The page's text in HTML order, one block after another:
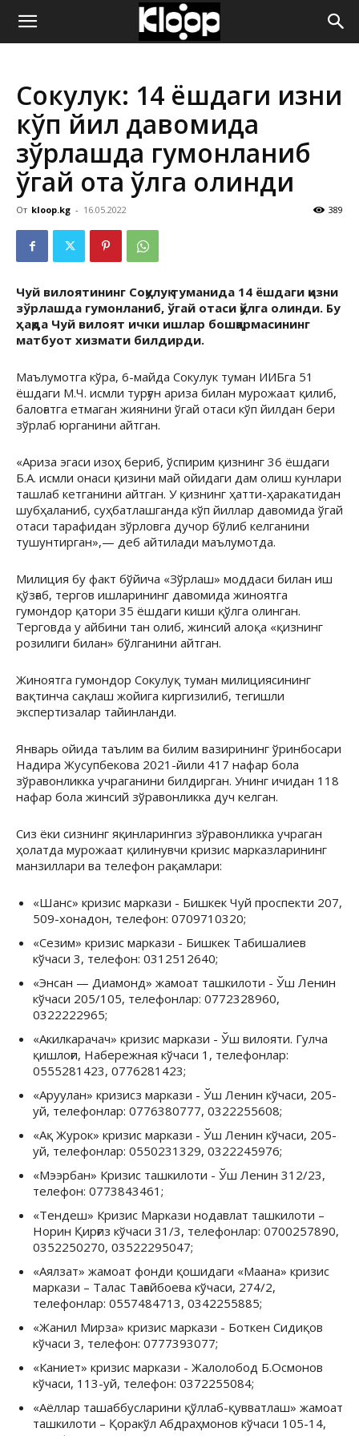
ҚИРҒИЗИСТОН
ЯНГИЛИКЛАРИ
Сокулук: 14 ёшдаги қизни
кўп йил давомида
зўрлашда гумонланиб
ўгай ота қўлга олинди
От kloop.kg - 16.05.2022 389
Чуй вилоятининг Соқулуқ туманида 14 ёшдаги қизни
зўрлашда гумонланиб, ўгай отаси қўлга олинди. Бу
ҳақда Чуй вилоят ички ишлар бошқармасининг
матбуот хизмати билдирди.
Маълумотга кўра, 6-майда Сокулук туман ИИБга 51
ёшдаги М.Ч. исмли турғун ариза билан мурожаат қилиб,
балоғатга етмаган жиянини ўгай отаси кўп йилдан бери
зўрлаб юрганини айтган.
«Ариза эгаси изоҳ бериб, ўспирим қизнинг 36 ёшдаги
Б.А. исмли онаси қизини май ойидаги дам олиш кунлари
ташлаб кетганини айтган. У қизнинг ҳатти-ҳаракатидан
шубҳаланиб, суҳбатлашганда кўп йиллар давомида ўгай
отаси тарафидан зўрловга дучор бўлиб келганини
тушунтирган»,— деб айтилади маълумотда.
Милиция бу факт бўйича «Зўрлаш» моддаси билан иш
қўзғаб, тергов ишларининг давомида жиноятга
гумондор қатори 35 ёшдаги киши қўлга олинган.
Терговда у айбини тан олиб, жинсий алоқа «қизнинг
розилиги билан» бўлганини айтган.
Жиноятга гумондор Сокулуқ туман милициясининг
вақтинча сақлаш жойига киргизилиб, тегишли
экспертизалар тайинланди.
Январь ойида таълим ва билим вазирининг ўринбосари
Надира Жусупбекова 2021-йили 417 нафар бола
зўравонликка учраганини билдирган. Унинг ичидан 118
нафар бола жинсий зўравонликка дуч келган.
Сиз ёки сизнинг яқинларингиз зўравонликка учраган
ҳолатда мурожаат қилинувчи кризис марказларининг
манзиллари ва телефон рақамлари:
«Шанс» кризис маркази - Бишкек Чуй проспекти 207,
509-хонадон, телефон: 0709710320;
«Сезим» кризис маркази - Бишкек Табишалиев
кўчаси 3, телефон: 0312512640;
«Энсан — Диамонд» жамоат ташкилоти - Ўш Ленин
кўчаси 205/105, телефонлар: 0772328960,
0322222965;
«Акилкарачач» кризис маркази - Ўш вилояти. Гулча
қишлоғи, Набережная кўчаси 1, телефонлар:
0555281423, 0776281423;
«Аруулан» кризисз маркази - Ўш Ленин кўчаси, 205-
уй, телефонлар: 0776380777, 0322255608;
«Ақ Журок» кризис маркази - Ўш Ленин кўчаси, 205-
уй, телефонлар: 0550231329, 0322245976;
«Мээрбан» Кризис ташкилоти - Ўш Ленин 312/23,
телефон: 0773843461;
«Тендеш» Кризис Маркази нодавлат ташкилоти –
Норин Қирғиз кўчаси 31/3, телефонлар: 0700257890,
0352250270, 03522295047;
«Аялзат» жамоат фонди қошидаги «Маана» кризис
маркази – Талас Тағайбоева кўчаси, 274/2,
телефонлар: 0557484713, 0342255885;
«Жанил Мирза» кризис маркази - Боткен Сидиқов
кўчаси 3, телефон: 0777393077;
«Каниет» кризис маркази - Жалолобод Б.Осмонов
кўчаси, 113-уй, телефон: 0372255084;
«Аёллар ташаббусларини қўллаб-қувватлаш» жамоат
ташкилоти – Қоракўл Абдраҳмонов кўчаси 105-14,